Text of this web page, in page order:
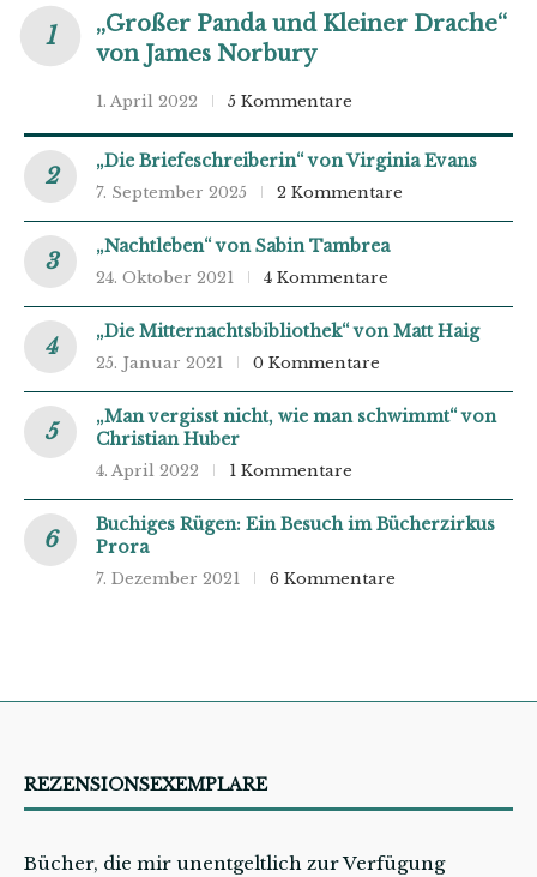
„Großer Panda und Kleiner Drache“
von James Norbury
1. April 2022 5 Kommentare
„Die Briefeschreiberin“ von Virginia Evans
7. September 2025 2 Kommentare
„Nachtleben“ von Sabin Tambrea
24. Oktober 2021 4 Kommentare
„Die Mitternachtsbibliothek“ von Matt Haig
25. Januar 2021 0 Kommentare
„Man vergisst nicht, wie man schwimmt“ von
Christian Huber
4. April 2022 1 Kommentare
Buchiges Rügen: Ein Besuch im Bücherzirkus
Prora
7. Dezember 2021 6 Kommentare
REZENSIONSEXEMPLARE
Bücher, die mir unentgeltlich zur Verfügung